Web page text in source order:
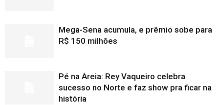
Mega-Sena acumula, e prêmio sobe para
R$ 150 milhões
Pé na Areia: Rey Vaqueiro celebra
sucesso no Norte e faz show pra ficar na
história